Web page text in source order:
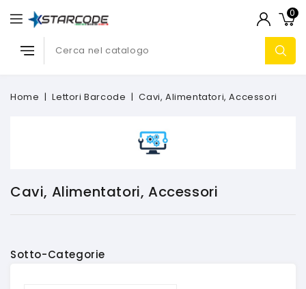
0
Home Lettori Barcode Cavi, Alimentatori, Accessori
Cavi, Alimentatori, Accessori
Sotto-Categorie